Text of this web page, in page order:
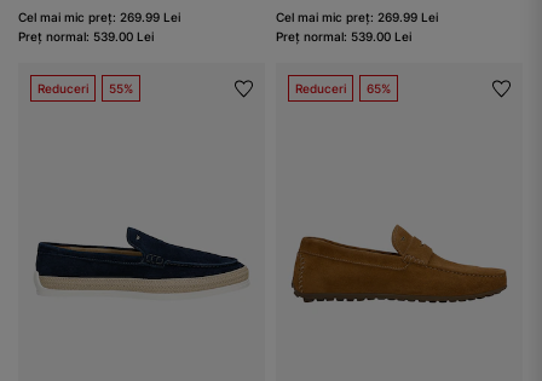
Cel mai mic preț: 269.99 Lei
Preț normal: 539.00 Lei
Cel mai mic preț: 269.99 Lei
Preț normal: 539.00 Lei
Reduceri 55% Reduceri 65%